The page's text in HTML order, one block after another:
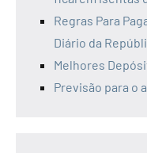
Regras Para
Diário da
Melhores
Previsão para o